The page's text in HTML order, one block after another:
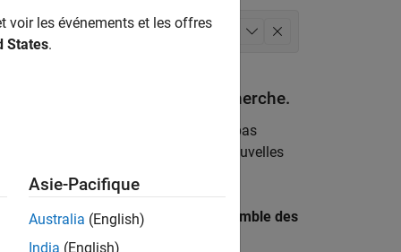
Gestion des programmes
à vos critères de recherche.
. Si malgré tout vous ne trouvez pas
pour vous tenir au courant des nouvelles
par lieu pour trouver l’ensemble des
voir les événements et les offres
States.
Asie-Pacifique
Australia (English)
India (English)